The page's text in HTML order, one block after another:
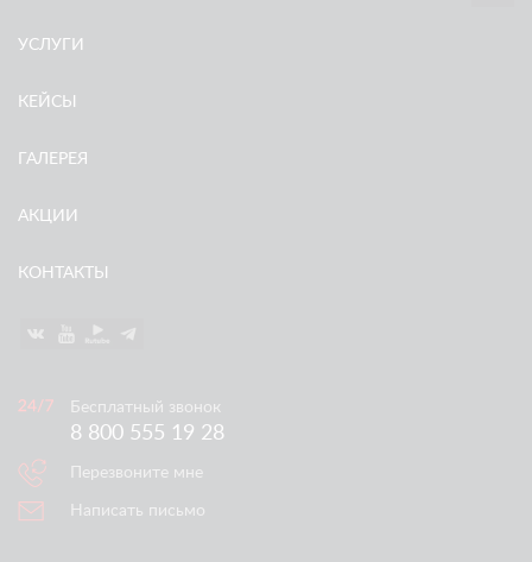
УСЛУГИ
КЕЙСЫ
ГАЛЕРЕЯ
АКЦИИ
КОНТАКТЫ
Бесплатный звонок
8 800 555 19 28
Перезвоните мне
Написать письмо